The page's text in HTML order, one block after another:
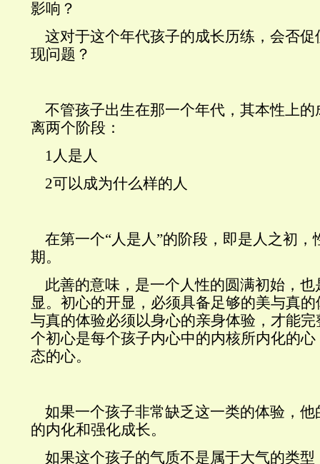
影响？
这对于这个年代孩子的成长历练，会否促
现问题？
不管孩子出生在那一个年代，其本性上的
离两个阶段：
1人是人
2可以成为什么样的人
在第一个“人是人”的阶段，即是人之初，
期。
此善的意味，是一个人性的圆满初始，也
显。初心的开显，必须具备足够的美与真
与真的体验必须以身心的亲身体验，才能
个初心是每个孩子内心中的内核所内化的
态的心。
如果一个孩子非常缺乏这一类的体验，他
的内化和强化成长。
如果这个孩子的气质不是属于大气的类型